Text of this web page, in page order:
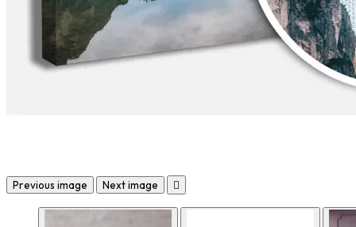
Previous image Next image 